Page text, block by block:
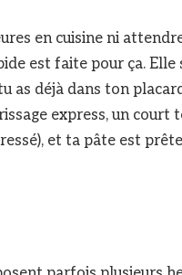
en cuisine ni
est faite pour ça. Elle
as déjà dans ton
express, un court
et ta pâte est